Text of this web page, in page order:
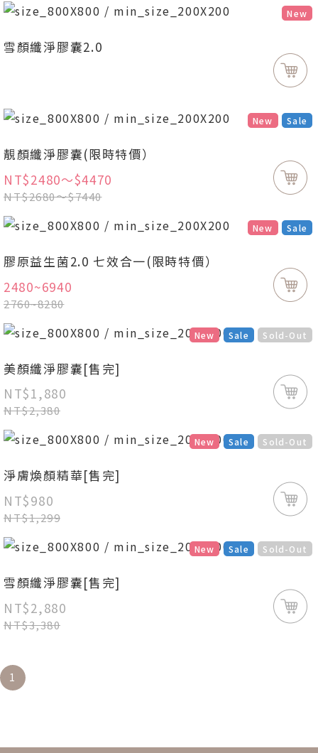
New
雪顏纖淨膠囊2.0
New Sale
靚顏纖淨膠囊(限時特價）
NT$2480～$4470
NT$2680～$7440
New Sale
膠原益生菌2.0 七效合一(限時特價）
2480~6940
2760~8280
New Sale Sold-Out
美顏纖淨膠囊[售完]
NT$1,880
NT$2,380
New Sale Sold-Out
淨膚煥顏精華[售完]
NT$980
NT$1,299
New Sale Sold-Out
雪顏纖淨膠囊[售完]
NT$2,880
NT$3,380
1